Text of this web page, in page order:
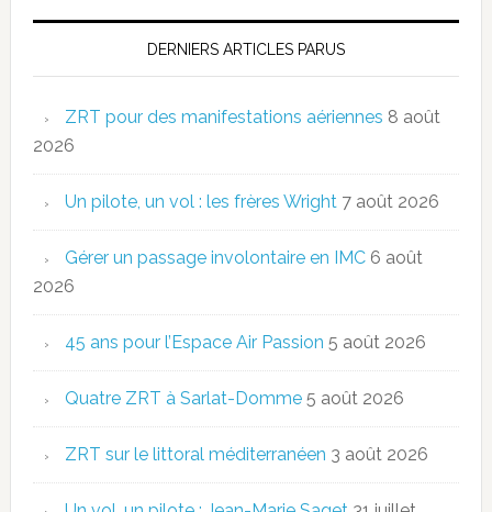
DERNIERS ARTICLES PARUS
ZRT pour des manifestations aériennes 8 août
2026
Un pilote, un vol : les frères Wright 7 août 2026
Gérer un passage involontaire en IMC 6 août
2026
45 ans pour l’Espace Air Passion 5 août 2026
Quatre ZRT à Sarlat-Domme 5 août 2026
ZRT sur le littoral méditerranéen 3 août 2026